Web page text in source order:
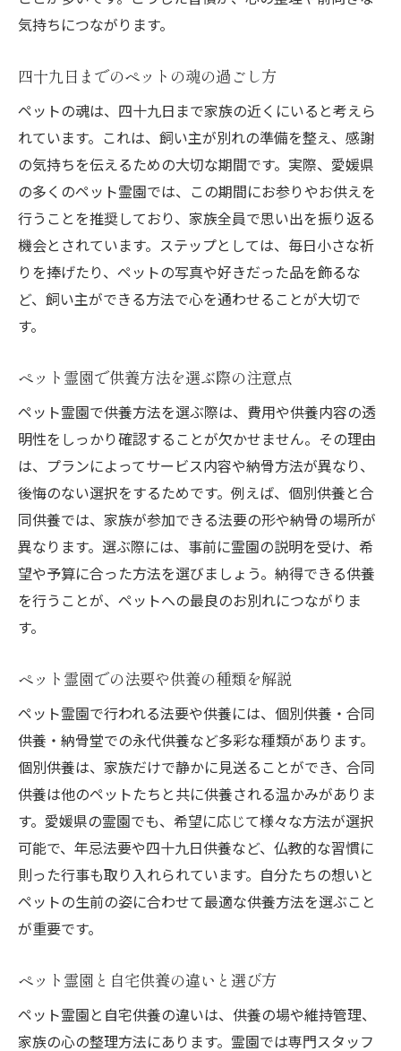
気持ちにつながります。
四十九日までのペットの魂の過ごし方
ペットの魂は、四十九日まで家族の近くにいると考えら
れています。これは、飼い主が別れの準備を整え、感謝
の気持ちを伝えるための大切な期間です。実際、愛媛県
の多くのペット霊園では、この期間にお参りやお供えを
行うことを推奨しており、家族全員で思い出を振り返る
機会とされています。ステップとしては、毎日小さな祈
りを捧げたり、ペットの写真や好きだった品を飾るな
ど、飼い主ができる方法で心を通わせることが大切で
す。
ペット霊園で供養方法を選ぶ際の注意点
ペット霊園で供養方法を選ぶ際は、費用や供養内容の透
明性をしっかり確認することが欠かせません。その理由
は、プランによってサービス内容や納骨方法が異なり、
後悔のない選択をするためです。例えば、個別供養と合
同供養では、家族が参加できる法要の形や納骨の場所が
異なります。選ぶ際には、事前に霊園の説明を受け、希
望や予算に合った方法を選びましょう。納得できる供養
を行うことが、ペットへの最良のお別れにつながりま
す。
ペット霊園での法要や供養の種類を解説
ペット霊園で行われる法要や供養には、個別供養・合同
供養・納骨堂での永代供養など多彩な種類があります。
個別供養は、家族だけで静かに見送ることができ、合同
供養は他のペットたちと共に供養される温かみがありま
す。愛媛県の霊園でも、希望に応じて様々な方法が選択
可能で、年忌法要や四十九日供養など、仏教的な習慣に
則った行事も取り入れられています。自分たちの想いと
ペットの生前の姿に合わせて最適な供養方法を選ぶこと
が重要です。
ペット霊園と自宅供養の違いと選び方
ペット霊園と自宅供養の違いは、供養の場や維持管理、
家族の心の整理方法にあります。霊園では専門スタッフ